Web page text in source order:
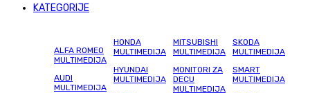
KATEGORIJE
ALFA ROMEO
MULTIMEDIJA
AUDI
MULTIMEDIJA
HONDA
MULTIMEDIJA
HYUNDAI
MULTIMEDIJA
MITSUBISHI
MULTIMEDIJA
MONITORI ZA
DECU
MULTIMEDIJA
SKODA
MULTIMEDIJA
SMART
MULTIMEDIJA